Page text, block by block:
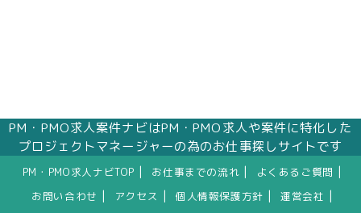
PM・PMO求人案件ナビはPM・PMO求人や案件に特化した
プロジェクトマネージャーの為のお仕事探しサイトです
PM・PMO求人ナビTOP お仕事までの流れ よくあるご質問
お問い合わせ アクセス 個人情報保護方針 運営会社